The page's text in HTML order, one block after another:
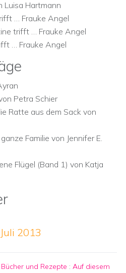
Luisa Hartmann
… Frauke Angel
trifft … Frauke Angel
… Frauke Angel
Petra Schier
Ratte aus dem Sack von
Familie von Jennifer E.
Flügel (Band 1) von Katja
2013
und Rezepte : Auf diesem